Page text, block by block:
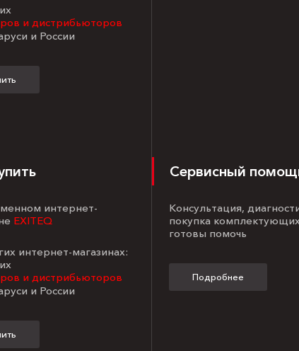
и дистрибьюторов
и России
интернет-
EXITEQ
интернет-магазинах:
и дистрибьюторов
и России
Сервисный
Консультация,
покупка
готовы помочь
Подробнее